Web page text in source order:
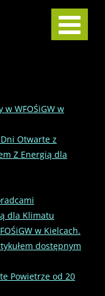
WFOŚiGW w
Otwarte z
Z Energią dla
dla Klimatu
w Kielcach.
dostępnym
Powietrze od 20